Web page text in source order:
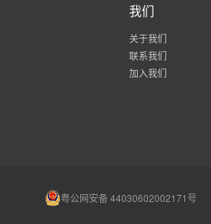
我们
关于我们
联系我们
加入我们
粤公网安备 44030602002171号